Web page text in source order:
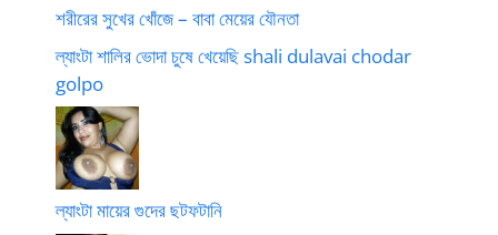
শরীরের সুখের খোঁজে – বাবা মেয়ের যৌনতা
ল্যাংটা শালির ভোদা চুষে খেয়েছি shali dulavai chodar
golpo
ল্যাংটা মায়ের গুদের ছটফটানি